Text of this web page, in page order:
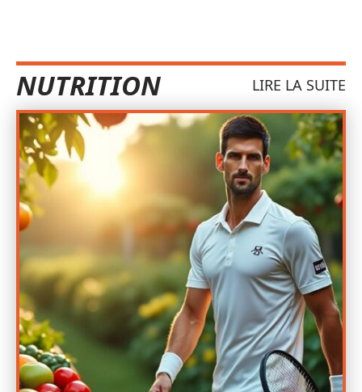
NUTRITION LIRE LA SUITE